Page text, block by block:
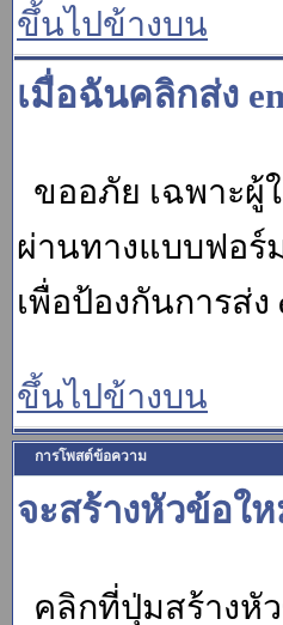
ขึ้นไปข้างบน
เมื่อฉันคลิกส่ง
ขออภัย เฉพาะผู้
ผ่านทางแบบฟอร์
เพื่อป้องกันการส่
ขึ้นไปข้างบน
การโพสต์ข้อความ
จะสร้างหัวข้อใ
คลิกที่ปุ่มสร้างหั